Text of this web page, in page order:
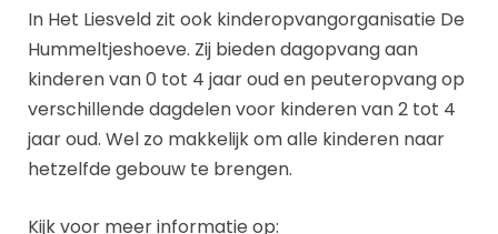
In Het Liesveld zit ook kinderopvangorganisatie De
Hummeltjeshoeve. Zij bieden dagopvang aan
kinderen van 0 tot 4 jaar oud en peuteropvang op
verschillende dagdelen voor kinderen van 2 tot 4
jaar oud. Wel zo makkelijk om alle kinderen naar
hetzelfde gebouw te brengen.
Kijk voor meer informatie op: